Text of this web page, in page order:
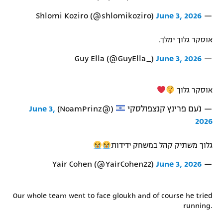
— Shlomi Koziro (@shlomikoziro)
June 3, 2026
אוסקר גלוך ימלך.
— Guy Ella (@GuyElla_)
June 3, 2026
אוסקר גלוך
— נֹעם פרינץ קנצפולסקי (@NoamPrinz)
June 3,
2026
גלוך משתיק קהל במשחק ידידות
— Yair Cohen (@YairCohen22)
June 3, 2026
Our whole team went to face gloukh and of course he tried
running.